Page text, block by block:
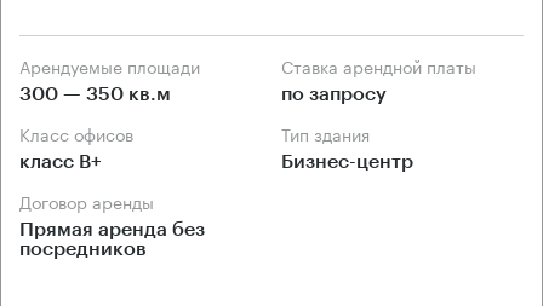
Арендуемые площади
300 — 350 кв.м
Ставка арендной платы
по запросу
Класс офисов
класс B+
Тип здания
Бизнес-центр
Договор аренды
Прямая аренда без
посредников